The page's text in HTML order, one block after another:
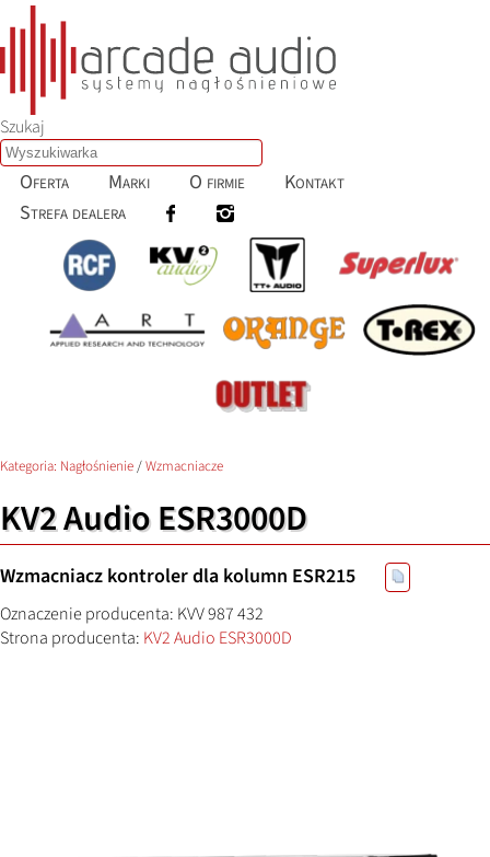
Szukaj
Oferta Marki O firmie
Kontakt
Strefa dealera
Kategoria: Nagłośnienie/Wzmacniacze
KV2 Audio ESR3000D
Wzmacniacz kontroler dla kolumn ESR215
Oznaczenie producenta: KVV 987 432
Strona producenta: KV2 Audio ESR3000D